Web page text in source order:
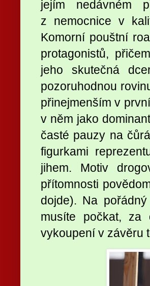
jejím nedávném
z nemocnice v
Komorní pouštní
protagonistů,
jeho skutečná
pozoruhodnou
přinejmenším v
v něm jako
časté pauzy na
figurkami
jihem. Motiv
přítomnosti
dojde). Na
musíte počkat, za
vykoupení v závěru